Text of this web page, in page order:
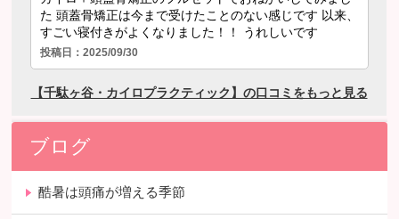
ブログ
酷暑は頭痛が増える季節